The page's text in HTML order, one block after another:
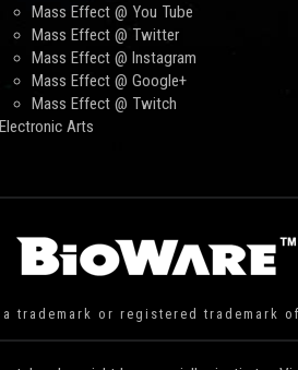
Mass Effect @ You Tube
Mass Effect @ Twitter
Mass Effect @ Instagram
Mass Effect @ Google+
Mass Effect @ Twitch
Electronic Arts
trademark or registered trademark